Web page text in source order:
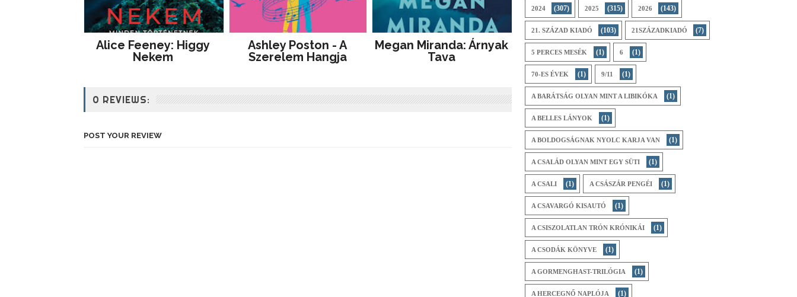
Alice Feeney: Higgy
Nekem
Ashley Poston - A
Szerelem Hangja
Megan Miranda: Árnyak
Tava
0 REVIEWS:
POST YOUR REVIEW
2024 (307) 2025 (315) 2026 (143)
21. SZÁZAD KIADÓ (103) 21SZÁZADKIADÓ (7)
5 PERCES MESÉK (1) 6 (1)
70-ES ÉVEK (1) 9/11 (1)
A BARÁTSÁG OLYAN MINT A LIBIKÓKA (1)
A BELLES LÁNYOK (1)
A BOLDOGSÁGNAK NYOLC KARJA VAN (1)
A CSALÁD OLYAN MINT EGY SÜTI (1)
A CSALI (1) A CSÁSZÁR PENGÉI (1)
A CSAVARGÓ KISAUTÓ (1)
A CSISZOLATLAN TRÓN KRÓNIKÁI (1)
A CSODÁK KÖNYVE (1)
A GORMENGHAST-TRILÓGIA (1)
A HERCEGNŐ NAPLÓJA (1)